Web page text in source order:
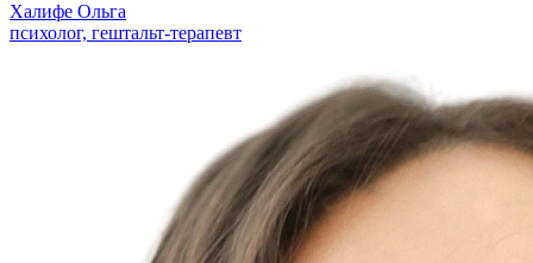
Халифе Ольга
психолог, гештальт-терапевт